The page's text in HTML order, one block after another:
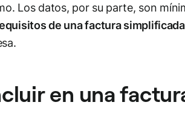
Los datos, por su parte, son
de una factura simplificada
en una